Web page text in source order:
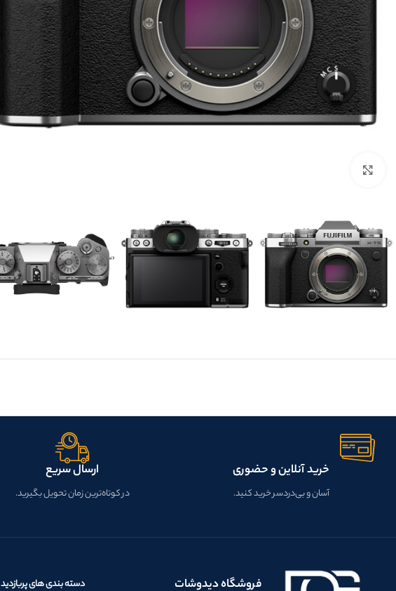
خرید آنلاین و حضوری
آسان و بی‌دردسر خرید کنید.
ارسال سریع
در کوتاه‌ترین زمان تحویل بگیرید.
فروشگاه دیدوشات دسته بندی های پربازدید